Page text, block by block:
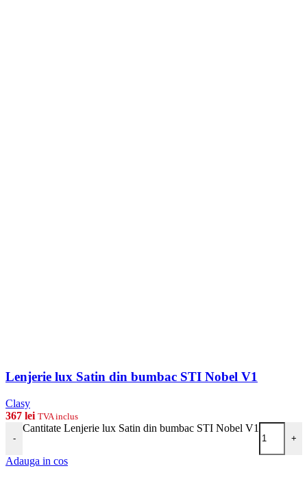
Lenjerie lux Satin din bumbac STI Nobel V1
Clasy
367 lei TVA inclus
-
Cantitate Lenjerie lux Satin din bumbac STI Nobel V1
+
Adauga in cos